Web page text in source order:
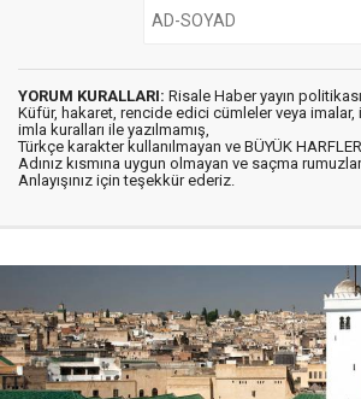
YORUM KURALLARI: Risale Haber yayın
Küfür, hakaret, rencide edici cümleler veya imalar,
imla kuralları ile yazılmamış,
Türkçe karakter kullanılmayan ve BÜYÜK
Adınız kısmına uygun olmayan ve saçma
Anlayışınız için teşekkür ederiz.